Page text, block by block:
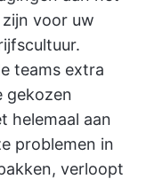
voor uw
teams extra
gekozen
helemaal aan
problemen in
verloopt